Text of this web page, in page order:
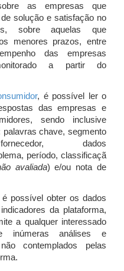
as empresas que
solução e satisfação no
sobre aquelas que
menores prazos, entre
das empresas
a partir do
, é possível ler o
das empresas e
sendo inclusive
chave, segmento
dados
período, classificaçã
avaliada) e/ou nota de
é possível obter os dados
da plataforma,
a qualquer interessado
inúmeras análises e
contemplados pelas